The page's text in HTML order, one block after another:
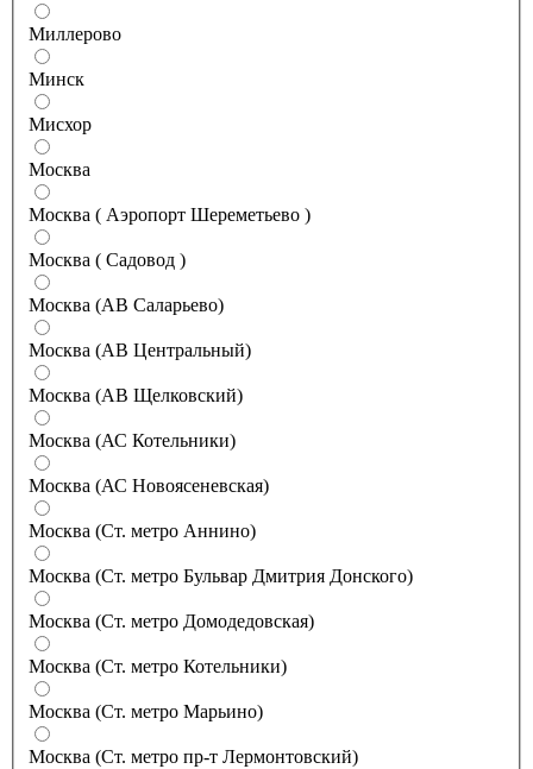
Миллерово
Минск
Мисхор
Москва
Москва ( Аэропорт Шереметьево )
Москва ( Садовод )
Москва (АВ Саларьево)
Москва (АВ Центральный)
Москва (АВ Щелковский)
Москва (АС Котельники)
Москва (АС Новоясеневская)
Москва (Ст. метро Аннино)
Москва (Ст. метро Бульвар Дмитрия Донского)
Москва (Ст. метро Домодедовская)
Москва (Ст. метро Котельники)
Москва (Ст. метро Марьино)
Москва (Ст. метро пр-т Лермонтовский)